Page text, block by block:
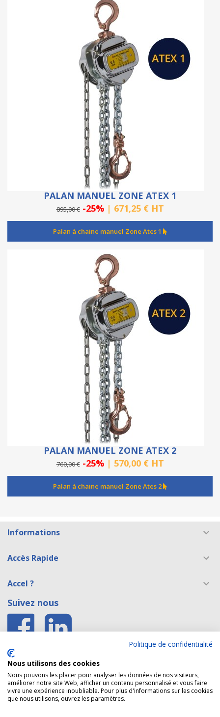
PALAN MANUEL ZONE ATEX 1
895,00 € -25% | 671,25 € HT
Palan à chaine manuel Zone Ates 1
PALAN MANUEL ZONE ATEX 2
760,00 € -25% | 570,00 € HT
Palan à chaine manuel Zone Ates 2
Informations 
Accès Rapide 
Accel ?

Suivez nous
Accès E shop Belgique
Accès site formation caces®
Politique de confidentialité
Nous utilisons des cookies
Nous pouvons les placer pour analyser les données de nos visiteurs,
améliorer notre site Web, afficher un contenu personnalisé et vous faire
vivre une expérience inoubliable. Pour plus d'informations sur les cookies
que nous utilisons, ouvrez les paramètres.